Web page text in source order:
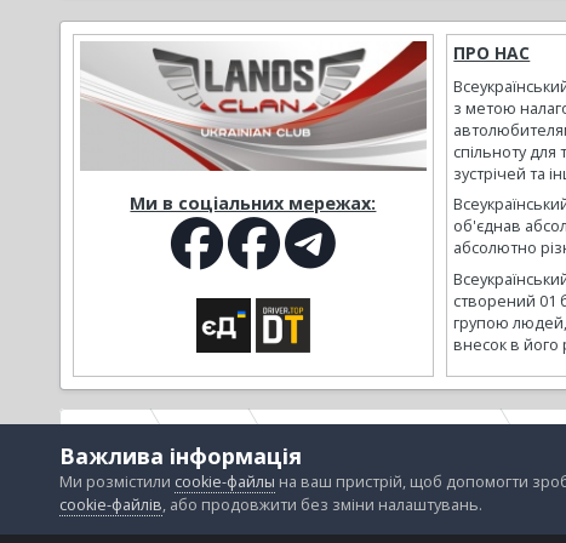
Ми в соціальних мережах:
ПРО НАС
з метою
спільноту для
зустрічей та
об'єднав
абсолютно
створений 01
групою
внесок в його
Важлива інформація
Ми розмістили cookie-файлы на ваш пристрій, щоб допомогти
cookie-файлів, або продовжити без зміни налаштувань.